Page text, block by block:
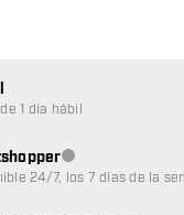
1 día hábil
Atención al cliente
24/7, los 7 días de la